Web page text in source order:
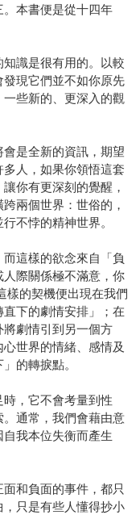
本書便是從十四年
識是很有用的。以較
現它們並不如你原先
些新的、更深入的觀
是全新的資訊，期望
人，如果你領悟這套
你有更深刻的覺醒，
兩個世界：世俗的，
不悖的精神世界。
這樣的欲念來自「負
際關係極不滿意，你
樣的契機便出現在我們
下的劇情安排」；在
劇情引到另一個方
世界的情緒、感情及
的轉捩點。
，它不會考量到性
通常，我們會藉由意
我本位失衡而產生
和負面的事件，都只
只是有些人懂得抄小